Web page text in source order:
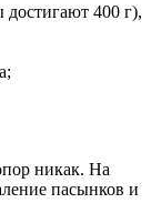
достигают 400 г),
никак. На
пасынков и